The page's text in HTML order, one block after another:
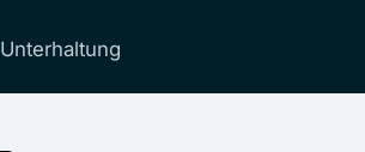
Unterhaltung